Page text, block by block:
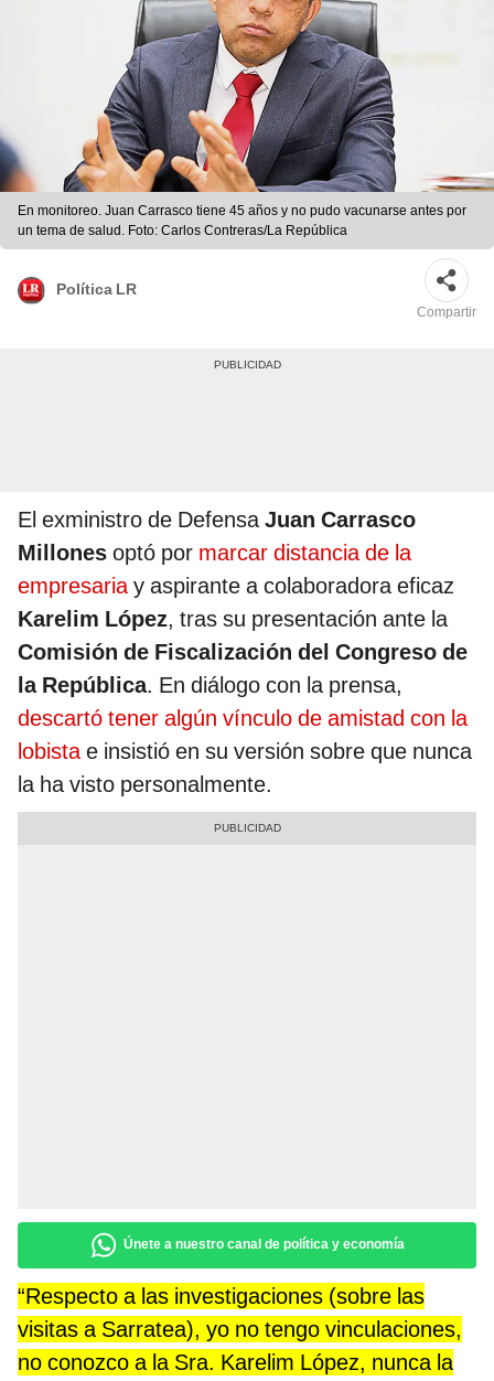
En monitoreo. Juan Carrasco tiene 45 años y no pudo vacunarse antes por
un tema de salud. Foto: Carlos Contreras/La República
Política LR
Compartir
El exministro de DefensaJuan Carrasco
Millones optó por marcar distancia de la
empresariay aspirante a colaboradora eficaz
Karelim López, tras su presentación ante la
Comisión de Fiscalización del Congreso de
la República. En diálogo con la prensa,
descartó tener algún vínculo de amistad con la
lobistae insistió en su versión sobre que nunca
la ha visto personalmente.
Únete a nuestro canal de política y economía
“Respecto a las investigaciones (sobre las
visitas a Sarratea), yo no tengo vinculaciones,
no conozco a la Sra. Karelim López, nunca la